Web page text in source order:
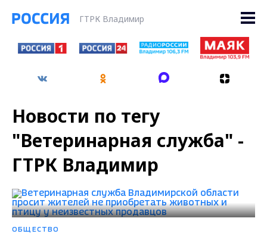
ГТРК Владимир
Новости по тегу
"Ветеринарная служба" -
ГТРК Владимир
ОБЩЕСТВО